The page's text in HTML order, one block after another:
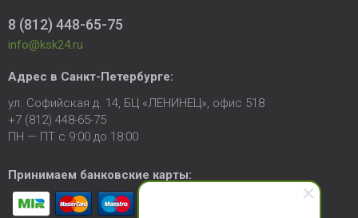
8 (812) 448-65-75
info@ksk24.ru
Адрес в Санкт-Петербурге:
ул. Софийская д. 14, БЦ «ЛЕНИНЕЦ», офис 518
+7 (812) 448-65-75
ПН — ПТ с 9:00 до 18:00
Принимаем банковские карты: